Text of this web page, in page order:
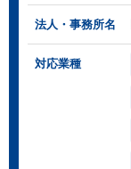
法人・事務所名
対応業種